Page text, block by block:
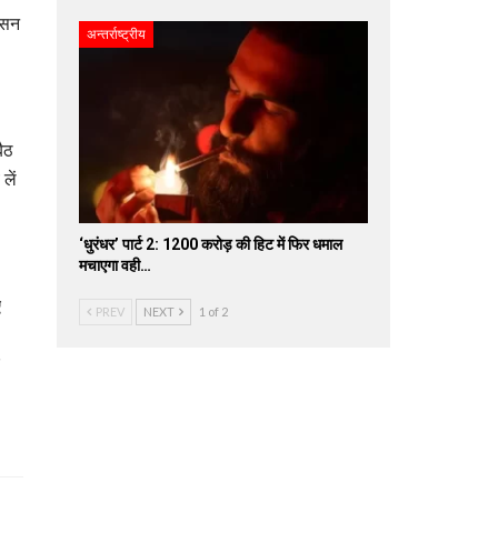
लें
अन्तर्राष्ट्रीय
‘धुरंधर’ पार्ट 2: 1200 करोड़ की हिट में फिर धमाल
मचाएगा वही…
PREV NEXT 1 of 2